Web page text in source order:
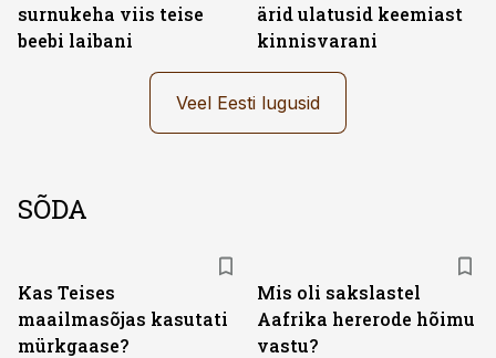
surnukeha viis teise
beebi laibani
ärid ulatusid keemiast
kinnisvarani
Veel Eesti lugusid
SÕDA
Kas Teises
maailmasõjas kasutati
mürkgaase?
Mis oli sakslastel
Aafrika hererode hõimu
vastu?